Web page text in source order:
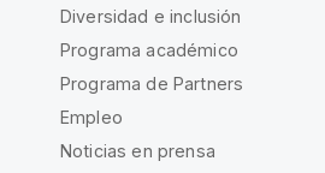
Diversidad e inclusión
Programa académico
Programa de Partners
Empleo
Noticias en prensa